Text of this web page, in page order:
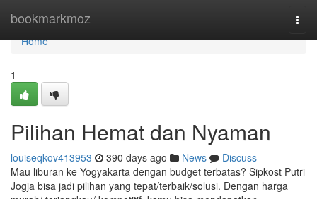
bookmarkmoz
Home
Home
1
Pilihan Hemat dan Nyaman
louiseqkov413953 390 days ago News
Discuss
Mau liburan ke Yogyakarta dengan budget terbatas? Sipkost Putri
Jogja bisa jadi pilihan yang tepat/terbaik/solusi. Dengan harga